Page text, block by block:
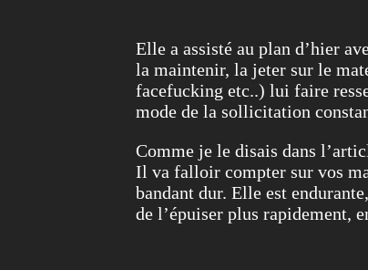
Elle a assisté au plan d’hier
la maintenir, la jeter sur le
facefucking etc..) lui faire
mode de la sollicitation
Comme je le disais dans
Il va falloir compter sur vos
bandant dur. Elle est
de l’épuiser plus rapidement,